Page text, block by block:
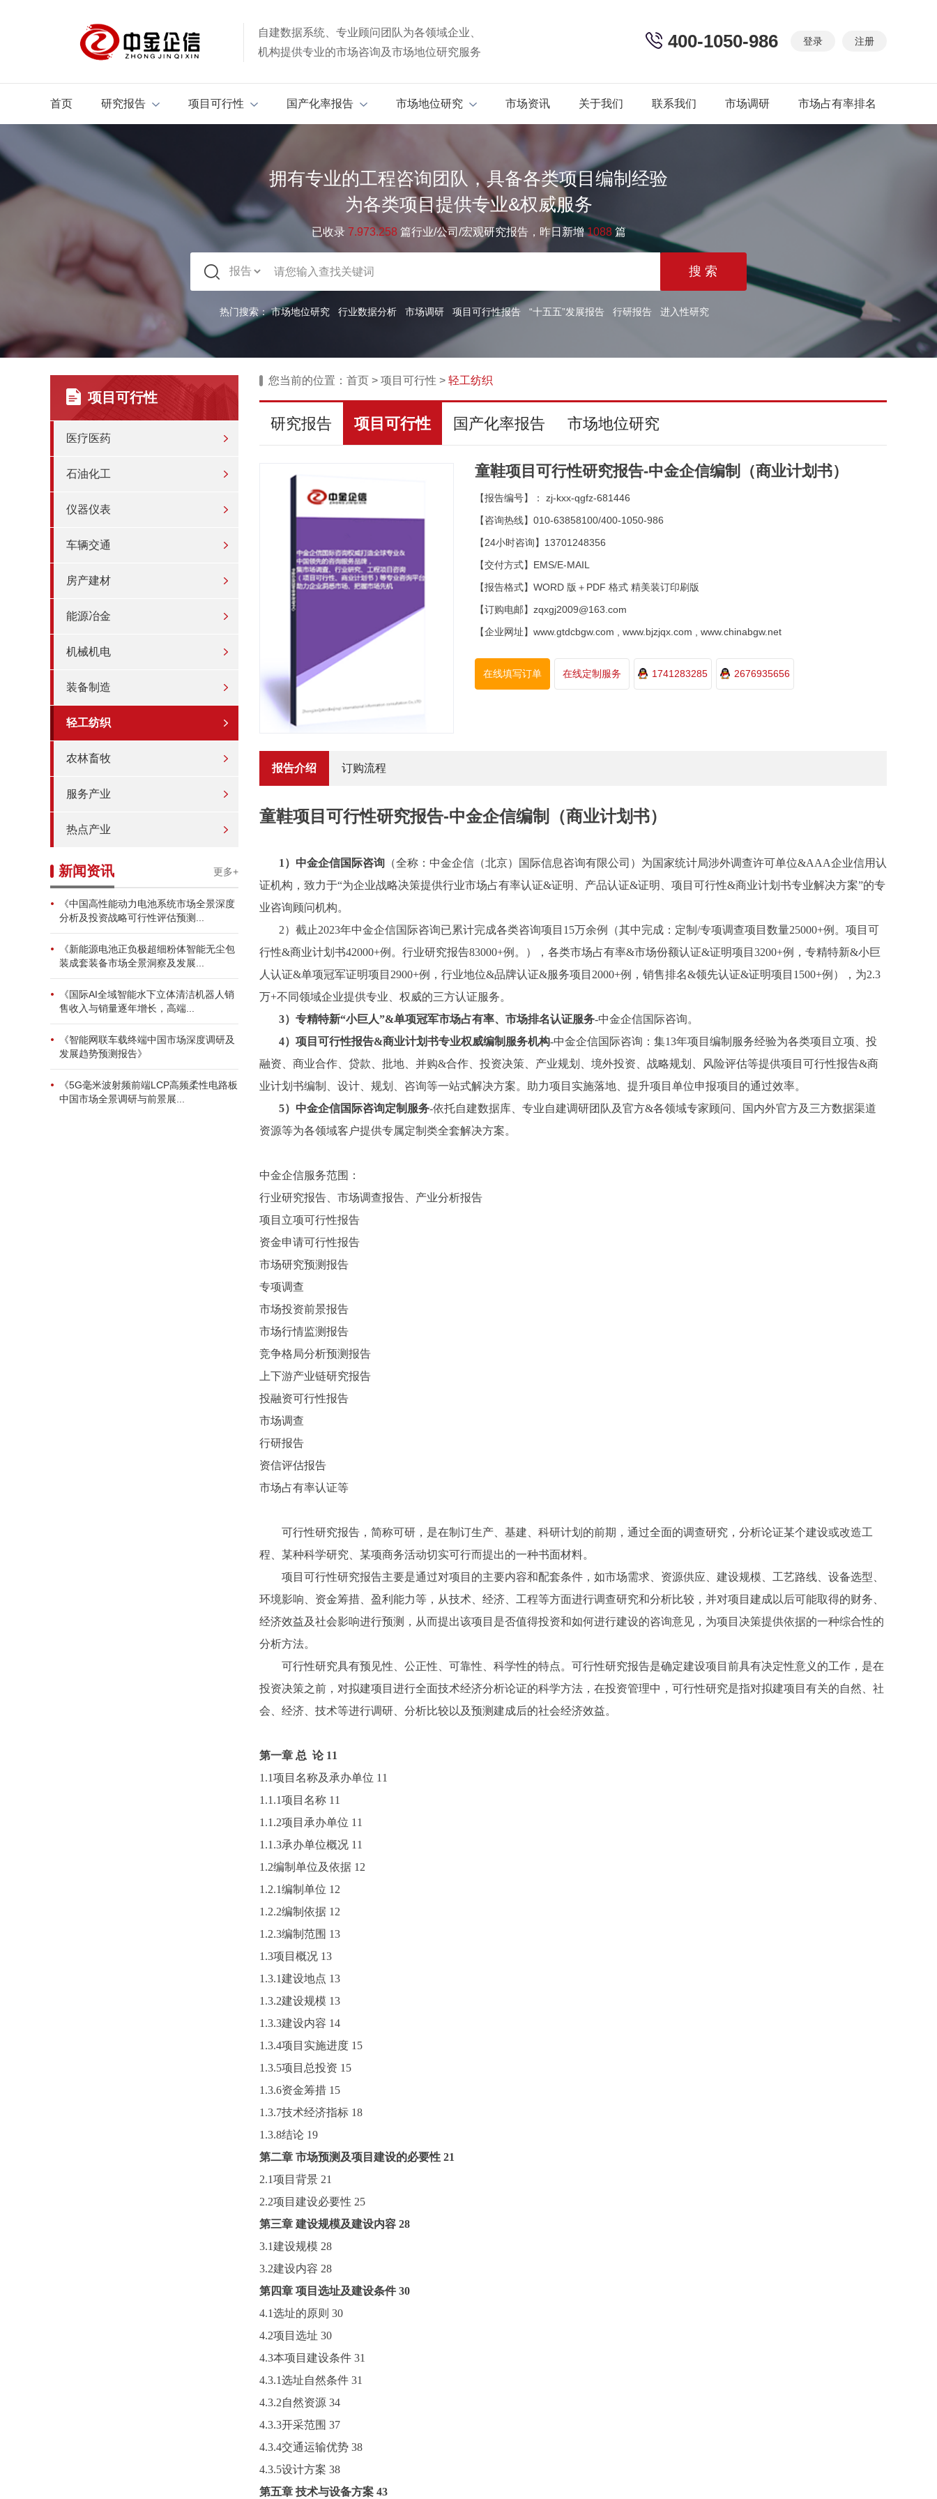
自建数据系统、专业顾问团队为各领域企业、
机构提供专业的市场咨询及市场地位研究服务
登录 注册
400-1050-986
首页 研究报告 项目可行性 国产化率报告 市场地位研究 市场资讯 关于我们 联系我们 市场调研 市场占有率排名
拥有专业的工程咨询团队，具备各类项目编制经验
为各类项目提供专业&权威服务
已收录 7.973.258 篇行业/公司/宏观研究报告，昨日新增1088篇
热门搜索：市场地位研究 行业数据分析 市场调研 项目可行性报告 “十五五”发展报告 行研报告 进入性研究
项目可行性
医疗医药
石油化工
仪器仪表
车辆交通
房产建材
能源冶金
机械机电
装备制造
轻工纺织
农林畜牧
服务产业
热点产业
新闻资讯 更多+
《中国高性能动力电池系统市场全景深度
分析及投资战略可行性评估预测...
《新能源电池正负极超细粉体智能无尘包
装成套装备市场全景洞察及发展...
《国际AI全域智能水下立体清洁机器人销
售收入与销量逐年增长，高端...
《智能网联车载终端中国市场深度调研及
发展趋势预测报告》
《5G毫米波射频前端LCP高频柔性电路板
中国市场全景调研与前景展...
您当前的位置： 首页 > 项目可行性 > 轻工纺织
研究报告 项目可行性 国产化率报告 市场地位研究
童鞋项目可行性研究报告-中金企信编制（商业计划书）
【报告编号】： zj-kxx-qgfz-681446
【咨询热线】010-63858100/400-1050-986
【24小时咨询】13701248356
【交付方式】EMS/E-MAIL
【报告格式】WORD 版＋PDF 格式 精美装订印刷版
【订购电邮】zqxgj2009@163.com
【企业网址】www.gtdcbgw.com , www.bjzjqx.com , www.chinabgw.net
在线填写订单 在线定制服务 1741283285 2676935656
报告介绍 订购流程
童鞋项目可行性研究报告-中金企信编制（商业计划书）
1）中金企信国际咨询 （全称：中金企信（北京）国际信息咨询有限公司）为国家统计局涉外调查许可单位&AAA企业信用认
证机构，致力于“为企业战略决策提供行业市场占有率认证&证明、产品认证&证明、项目可行性&商业计划书专业解决方案”的专
业咨询顾问机构。
2）截止2023年中金企信国际咨询已累计完成各类咨询项目15万余例（其中完成： 定制 /专项调查项目数量25000+例。项目可
行性&商业计划书42000+例。行业研究报告83000+例。），各类市场占有率&市场份额认证&证明项目3200+例，专精特新&小巨
人认证&单项冠军证明项目2900+例，行业地位&品牌认证&服务项目2000+例，销售排名&领先认证&证明项目1500+例），为2.3
万+不同领域企业提供专业、权威的三方认证服务。
3）专精特新“小巨人”&单项冠军市场占有率、市场排名认证服务-中金企信国际咨询。
4）项目可行性报告&商业计划书专业权威编制服务机构-中金企信国际咨询：集13年项目编制服务经验为各类项目立项、投
融资、商业合作、贷款、批地、并购&合作、投资决策、产业规划、境外投资、战略规划、风险评估等提供项目可行性报告&商
业计划书编制、设计、规划、咨询等一站式解决方案。助力项目实施落地、提升项目单位申报项目的通过效率。
5）中金企信国际咨询定制服务-依托自建数据库、专业自建调研团队及官方&各领域专家顾问、国内外官方及三方数据渠道
资源等为各领域客户提供专属定制类全套解决方案。
中金企信服务范围：
行业研究报告、市场调查报告、产业分析报告
项目立项可行性报告
资金申请可行性报告
市场研究预测报告
专项调查
市场投资前景报告
市场行情监测报告
竞争格局分析预测报告
上下游产业链研究报告
投融资可行性报告
市场调查
行研报告
资信评估报告
市场占有率认证等
可行性研究报告，简称可研，是在制订生产、基建、科研计划的前期，通过全面的调查研究，分析论证某个建设或改造工
程、某种科学研究、某项商务活动切实可行而提出的一种书面材料。
项目可行性研究报告主要是通过对项目的主要内容和配套条件，如市场需求、资源供应、建设规模、工艺路线、设备选型、
环境影响、资金筹措、盈利能力等，从技术、经济、工程等方面进行调查研究和分析比较，并对项目建成以后可能取得的财务、
经济效益及社会影响进行预测，从而提出该项目是否值得投资和如何进行建设的咨询意见，为项目决策提供依据的一种综合性的
分析方法。
可行性研究具有预见性、公正性、可靠性、科学性的特点。可行性研究报告是确定建设项目前具有决定性意义的工作，是在
投资决策之前，对拟建项目进行全面技术经济分析论证的科学方法，在投资管理中，可行性研究是指对拟建项目有关的自然、社
会、经济、技术等进行调研、分析比较以及预测建成后的社会经济效益。
第一章 总 论 11
1.1项目名称及承办单位 11
1.1.1项目名称 11
1.1.2项目承办单位 11
1.1.3承办单位概况 11
1.2编制单位及依据 12
1.2.1编制单位 12
1.2.2编制依据 12
1.2.3编制范围 13
1.3项目概况 13
1.3.1建设地点 13
1.3.2建设规模 13
1.3.3建设内容 14
1.3.4项目实施进度 15
1.3.5项目总投资 15
1.3.6资金筹措 15
1.3.7技术经济指标 18
1.3.8结论 19
第二章 市场预测及项目建设的必要性 21
2.1项目背景 21
2.2项目建设必要性 25
第三章 建设规模及建设内容 28
3.1建设规模 28
3.2建设内容 28
第四章 项目选址及建设条件 30
4.1选址的原则 30
4.2项目选址 30
4.3本项目建设条件 31
4.3.1选址自然条件 31
4.3.2自然资源 34
4.3.3开采范围 37
4.3.4交通运输优势 38
4.3.5设计方案 38
第五章 技术与设备方案 43